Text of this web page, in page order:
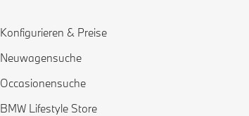
Konfigurieren & Preise
Neuwagensuche
Occasionensuche
BMW Lifestyle Store